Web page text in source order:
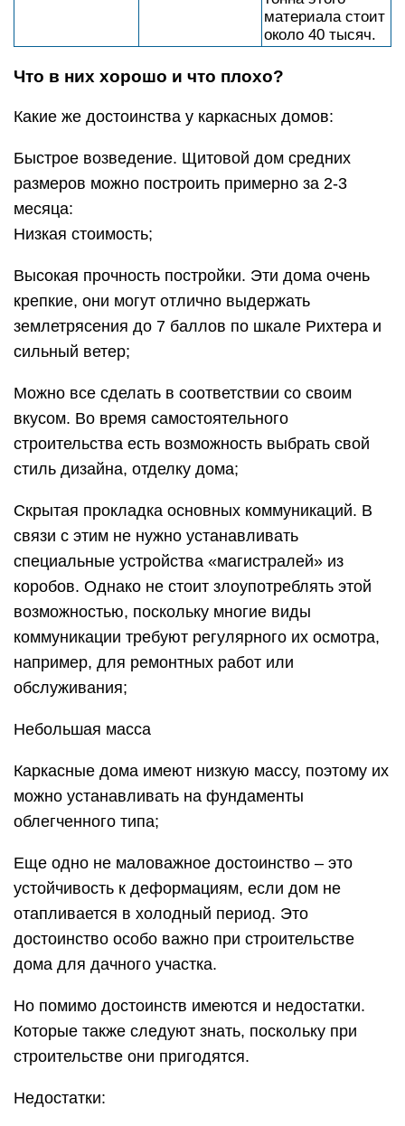
материала стоит
около 40 тысяч.
Что в них хорошо и что плохо?
Какие же достоинства у каркасных домов:
Быстрое возведение. Щитовой дом средних
размеров можно построить примерно за 2-3
месяца:
Низкая стоимость;
Высокая прочность постройки. Эти дома очень
крепкие, они могут отлично выдержать
землетрясения до 7 баллов по шкале Рихтера и
сильный ветер;
Можно все сделать в соответствии со своим
вкусом. Во время самостоятельного
строительства есть возможность выбрать свой
стиль дизайна, отделку дома;
Скрытая прокладка основных коммуникаций. В
связи с этим не нужно устанавливать
специальные устройства «магистралей» из
коробов. Однако не стоит злоупотреблять этой
возможностью, поскольку многие виды
коммуникации требуют регулярного их осмотра,
например, для ремонтных работ или
обслуживания;
Небольшая масса
Каркасные дома имеют низкую массу, поэтому их
можно устанавливать на фундаменты
облегченного типа;
Еще одно не маловажное достоинство – это
устойчивость к деформациям, если дом не
отапливается в холодный период. Это
достоинство особо важно при строительстве
дома для дачного участка.
Но помимо достоинств имеются и недостатки.
Которые также следуют знать, поскольку при
строительстве они пригодятся.
Недостатки: